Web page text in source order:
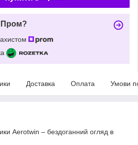
Пром?
Доставка Оплата Умови
Aerotwin – бездоганний огляд в